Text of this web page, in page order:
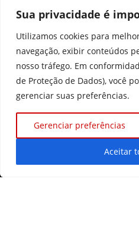
Sua privacidade é
Utilizamos cookies para
navegação, exibir conteúdos
nosso tráfego. Em
de Proteção de Dados), você
gerenciar suas preferências.
Gerenciar preferências
Aceitar
contra a violência à mulher
Poliana Rocha elogia Zé
Prefeitura de Goiânia discute
consignados para servidores
Xuxa revela que pensou em
intolerância